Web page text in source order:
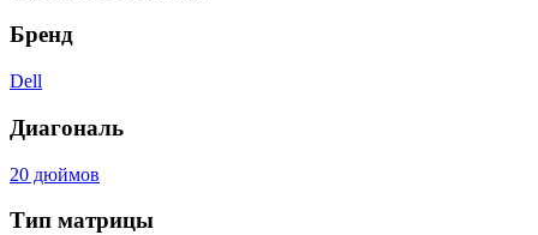
Бренд
Dell
Диагональ
20 дюймов
Тип матрицы